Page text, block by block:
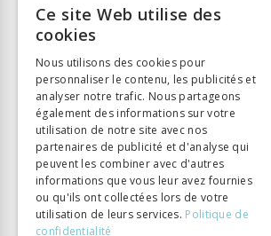
31 décembre 1908
T5
ISSN:0259-6563
ITALIAN
Ce site Web utilise des
cookies
Nous utilisons des cookies pour
personnaliser le contenu, les publicités et
analyser notre trafic. Nous partageons
également des informations sur votre
utilisation de notre site avec nos
partenaires de publicité et d'analyse qui
peuvent les combiner avec d'autres
informations que vous leur avez fournies
ou qu'ils ont collectées lors de votre
utilisation de leurs services. Politique de
confidentialité